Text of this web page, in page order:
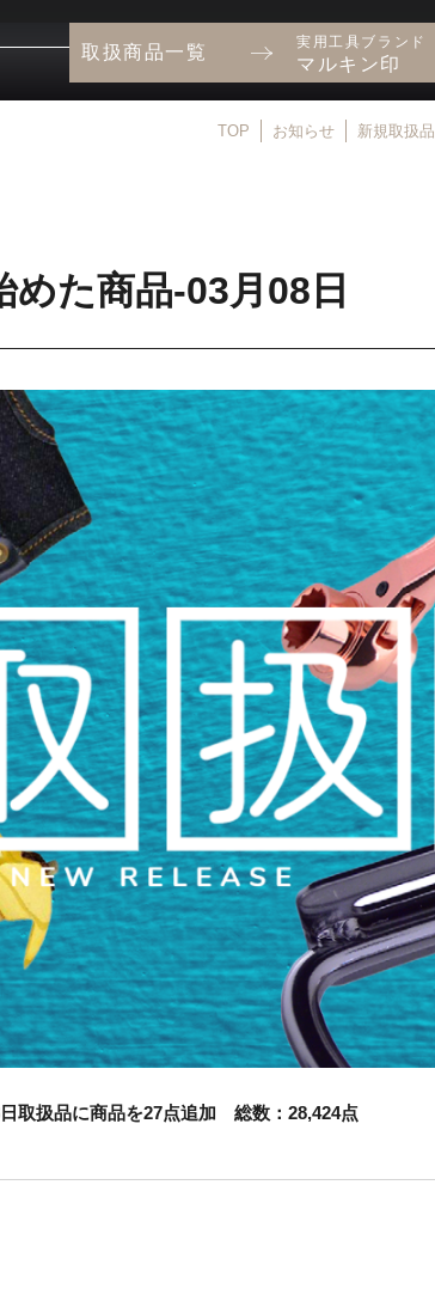
取扱商品一覧 実用工具ブランド
マルキン印
TOP お知らせ 新規取扱品
た商品-03月08日
取扱品に商品を27点追加 総数：28,424点